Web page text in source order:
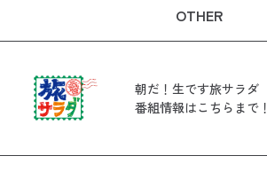
OTHER
朝だ！生です旅サラダ
番組情報はこちらまで！